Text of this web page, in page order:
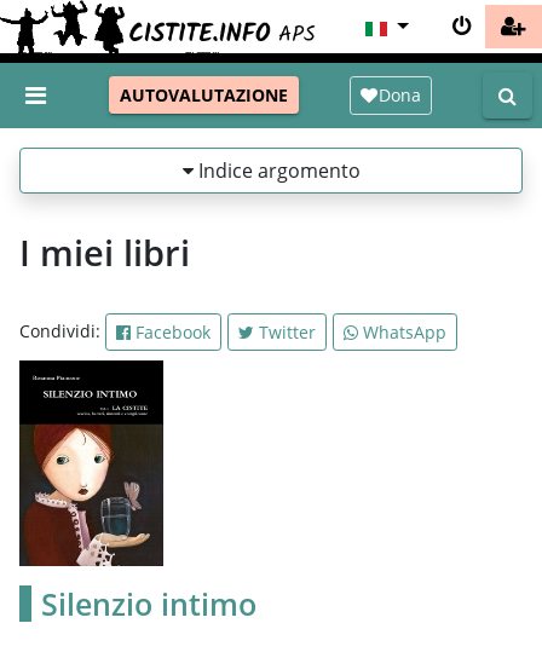
AUTOVALUTAZIONE Dona
Indice argomento
I miei libri
Condividi: Facebook Twitter WhatsApp
Silenzio intimo